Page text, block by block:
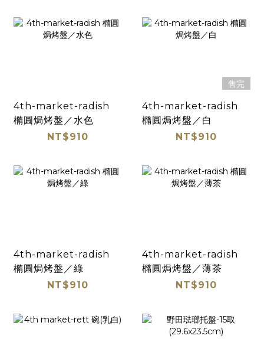
4th-market-radish
橢圓焗烤盤／水色
NT$910
售完
4th-market-radish
橢圓焗烤盤／白
NT$910
4th-market-radish
橢圓焗烤盤／綠
NT$910
4th-market-radish
橢圓焗烤盤／薄茶
NT$910